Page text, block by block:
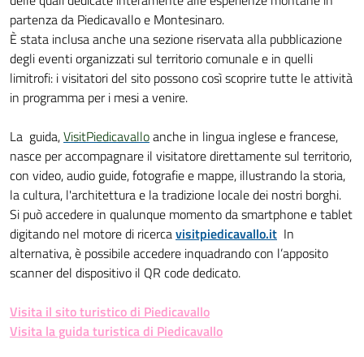
partenza da Piedicavallo e Montesinaro.
È stata inclusa anche una sezione riservata alla pubblicazione
degli eventi organizzati sul territorio comunale e in quelli
limitrofi: i visitatori del sito possono così scoprire tutte le attività
in programma per i mesi a venire.
La guida,VisitPiedicavalloanche in lingua inglese e francese,
nasce per accompagnare il visitatore direttamente sul territorio,
con video, audio guide, fotografie e mappe, illustrando la storia,
la cultura, l'architettura e la tradizione locale dei nostri borghi.
Si può accedere in qualunque momento da smartphone e tablet
digitando nel motore di ricercavisitpiedicavallo.it In
alternativa, è possibile accedere inquadrando con l’apposito
scanner del dispositivo il QR code dedicato.
Visita il sito turistico di Piedicavallo
Visita la guida turistica di Piedicavallo